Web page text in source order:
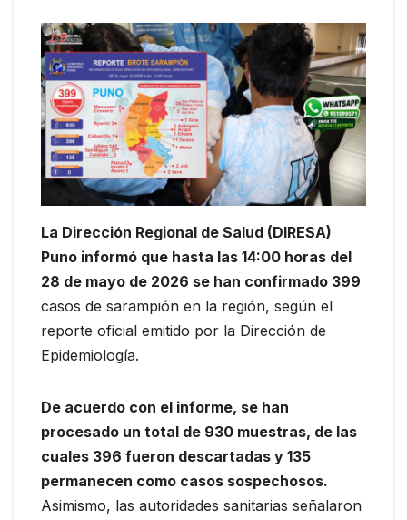
La Dirección Regional de Salud (DIRESA)
Puno informó que hasta las 14:00 horas del
28 de mayo de 2026 se han confirmado 399
casos de sarampión en la región, según el
reporte oficial emitido por la Dirección de
Epidemiología.
De acuerdo con el informe, se han
procesado un total de 930 muestras, de las
cuales 396 fueron descartadas y 135
permanecen como casos sospechosos.
Asimismo, las autoridades sanitarias señalaron